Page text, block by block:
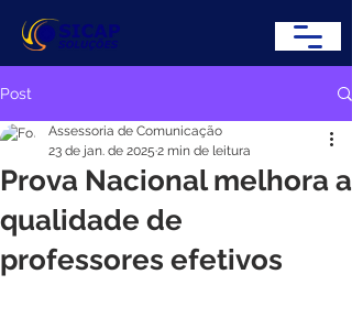
Post
Prova Nacional melhora a
qualidade de
professores efetivos
Assessoria de Comunicação
23 de jan. de 2025 2 min de leitura